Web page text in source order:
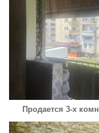
Продается 3-х